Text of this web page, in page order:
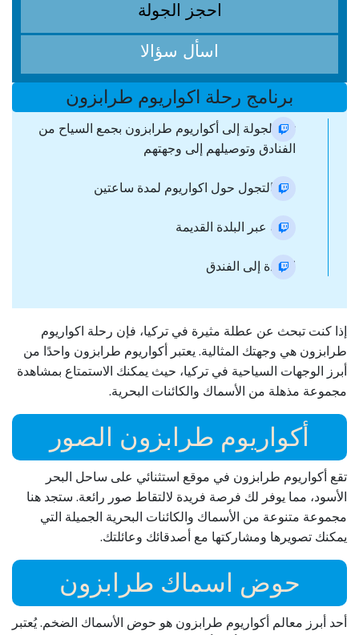
احجز الجولة
اسأل سؤالا
برنامج رحلة اكواريوم طرابزون
تبدأ الجولة إلى أكواريوم طرابزون بجمع السياح من
الفنادق وتوصيلهم إلى وجهتهم
قم بالتجول حول اكواريوم لمدة ساعتين
جولة عبر البلدة القديمة
العودة إلى الفندق
إذا كنت تبحث عن عطلة مثيرة في تركيا، فإن رحلة اكواريوم
طرابزون هي وجهتك المثالية. يعتبر أكواريوم طرابزون واحدًا من
أبرز الوجهات السياحية في تركيا، حيث يمكنك الاستمتاع بمشاهدة
مجموعة مذهلة من الأسماك والكائنات البحرية.
أكواريوم طرابزون الصور
تقع أكواريوم طرابزون في موقع استثنائي على ساحل البحر
الأسود، مما يوفر لك فرصة فريدة لالتقاط صور رائعة. ستجد هنا
مجموعة متنوعة من الأسماك والكائنات البحرية الجميلة التي
يمكنك تصويرها ومشاركتها مع أصدقائك وعائلتك.
حوض اسماك طرابزون
أحد أبرز معالم أكواريوم طرابزون هو حوض الأسماك الضخم. يُعتبر